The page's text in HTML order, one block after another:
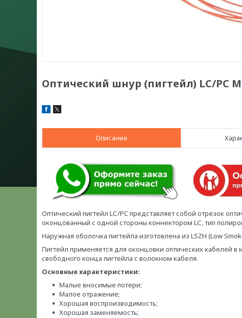
Оптический шнур (пигтейл) LC/PC
Описание
Оптический пигтейл LС/PC представляет собой отрезок
оконцованный с одной стороны коннектором LС, тип
Наружная оболочка пигтейла изготовлена из LSZH (Low
Пигтейл применяется для оконцовки оптических кабелей
свободного конца пигтейла с волокном кабеля.
Основные характеристики:
Малые вносимые потери;
Малое отражение;
Хорошая воспроизводимость;
Хорошая заменяемость;